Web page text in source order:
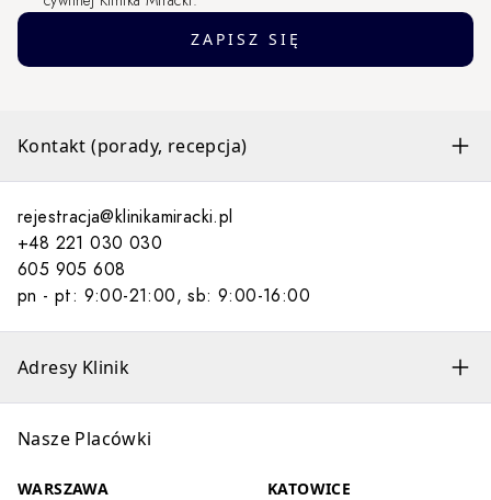
ZAPISZ SIĘ
Kontakt (porady, recepcja)
rejestracja@klinikamiracki.pl
+48 221 030 030
605 905 608
pn - pt: 9:00-21:00, sb: 9:00-16:00
Adresy Klinik
Nasze Placówki
WARSZAWA KATOWICE